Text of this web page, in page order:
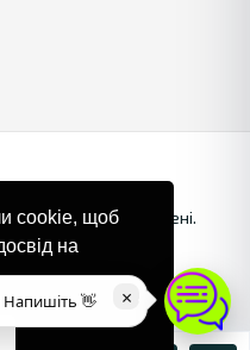
Усі права захищені.
×
Напишіть 👋
cookie, щоб
на